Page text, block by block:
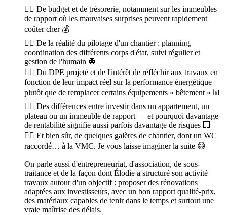
👉🏻 De budget et de trésorerie, notamment sur les immeubles
de rapport où les mauvaises surprises peuvent rapidement
coûter cher 💰
👉🏻 De la réalité du pilotage d'un chantier : planning,
coordination des différents corps d'état, suivi régulier et
gestion de l'humain 👷
👉🏻 Du DPE projeté et de l'intérêt de réfléchir aux travaux en
fonction de leur impact réel sur la performance énergétique
plutôt que de remplacer certains équipements « bêtement » 📊
👉🏻 Des différences entre investir dans un appartement, un
plateau ou un immeuble de rapport — et pourquoi davantage
de rentabilité signifie aussi parfois davantage de risques 🏢
👉🏻 Et bien sûr, de quelques galères de chantier, dont un WC
raccordé… à la VMC. Je vous laisse imaginer la suite 😅
On parle aussi d'entrepreneuriat, d'association, de sous-
traitance et de la façon dont Élodie a structuré son activité
travaux autour d'un objectif : proposer des rénovations
adaptées aux investisseurs, avec un bon rapport qualité-prix,
des matériaux capables de tenir dans le temps et surtout une
vraie maîtrise des délais.